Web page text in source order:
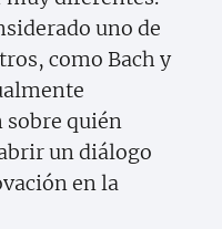
uno de
como Bach y
sobre quién
un diálogo
en la